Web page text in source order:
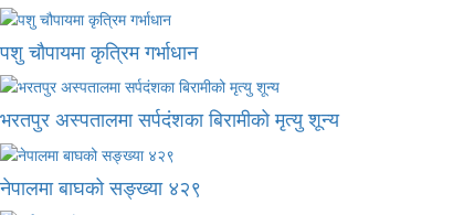
पशु चौपायमा कृत्रिम गर्भाधान
भरतपुर अस्पतालमा सर्पदंशका बिरामीको मृत्यु शून्य
नेपालमा बाघको सङ्ख्या ४२९